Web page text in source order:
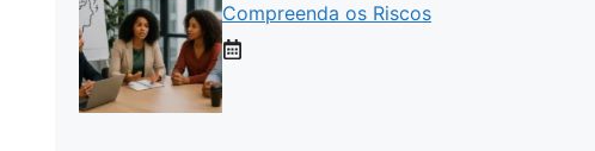
Compreenda os Riscos